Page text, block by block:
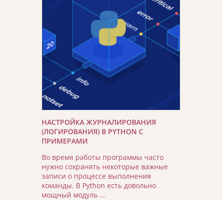
НАСТРОЙКА ЖУРНАЛИРОВАНИЯ
(ЛОГИРОВАНИЯ) В PYTHON С
ПРИМЕРАМИ
Во время работы программы часто
нужно сохранять некоторые важные
записи о процессе выполнения
команды. В Python есть довольно
мощный модуль …